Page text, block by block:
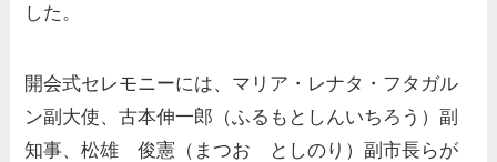
した。
開会式セレモニーには、マリア・レナタ・フタガル
ン副大使、古本伸一郎（ふるもとしんいちろう）副
知事、松雄 俊憲（まつお としのり）副市長らが